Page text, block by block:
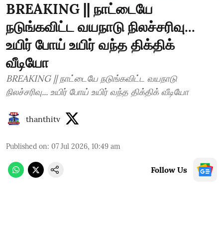
BREAKING || நாட்டையே
நடுங்கவிட்ட வயநாடு நிலச்சரிவு...
உயிர் போய் உயிர் வந்த திக்திக்
வீடியோ
BREAKING || நாட்டையே நடுங்கவிட்ட வயநாடு
நிலச்சரிவு... உயிர் போய் உயிர் வந்த திக்திக் வீடியோ
thanthitv
Published on: 07 Jul 2026, 10:49 am
Follow Us